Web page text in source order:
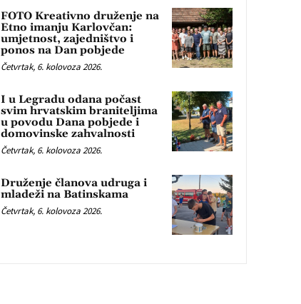
FOTO Kreativno druženje na
Etno imanju Karlovčan:
umjetnost, zajedništvo i
ponos na Dan pobjede
Četvrtak, 6. kolovoza 2026.
I u Legradu odana počast
svim hrvatskim braniteljima
u povodu Dana pobjede i
domovinske zahvalnosti
Četvrtak, 6. kolovoza 2026.
Druženje članova udruga i
mladeži na Batinskama
Četvrtak, 6. kolovoza 2026.